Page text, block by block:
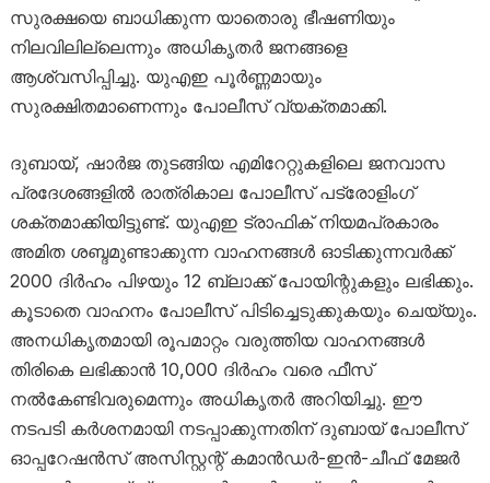
സുരക്ഷയെ ബാധിക്കുന്ന യാതൊരു ഭീഷണിയും
നിലവിലില്ലെന്നും അധികൃതർ ജനങ്ങളെ
ആശ്വസിപ്പിച്ചു. യുഎഇ പൂർണ്ണമായും
സുരക്ഷിതമാണെന്നും പോലീസ് വ്യക്തമാക്കി.
ദുബായ്, ഷാർജ തുടങ്ങിയ എമിറേറ്റുകളിലെ ജനവാസ
പ്രദേശങ്ങളിൽ രാത്രികാല പോലീസ് പട്രോളിംഗ്
ശക്തമാക്കിയിട്ടുണ്ട്. യുഎഇ ട്രാഫിക് നിയമപ്രകാരം
അമിത ശബ്ദമുണ്ടാക്കുന്ന വാഹനങ്ങൾ ഓടിക്കുന്നവർക്ക്
2000 ദിർഹം പിഴയും 12 ബ്ലാക്ക് പോയിന്റുകളും ലഭിക്കും.
കൂടാതെ വാഹനം പോലീസ് പിടിച്ചെടുക്കുകയും ചെയ്യും.
അനധികൃതമായി രൂപമാറ്റം വരുത്തിയ വാഹനങ്ങൾ
തിരികെ ലഭിക്കാൻ 10,000 ദിർഹം വരെ ഫീസ്
നൽകേണ്ടിവരുമെന്നും അധികൃതർ അറിയിച്ചു. ഈ
നടപടി കർശനമായി നടപ്പാക്കുന്നതിന് ദുബായ് പോലീസ്
ഓപ്പറേഷൻസ് അസിസ്റ്റന്റ് കമാൻഡർ-ഇൻ-ചീഫ് മേജർ